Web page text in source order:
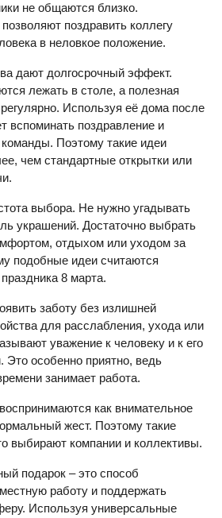
не общаются близко.
поздравить коллегу
в неловкое положение.
дают долгосрочный эффект.
лежать в столе, а полезная
Используя её дома после
вспоминать поздравление и
Поэтому такие идеи
чем стандартные открытки или
выбора. Не нужно угадывать
украшений. Достаточно выбрать
отдыхом или уходом за
подобные идеи считаются
8 марта.
заботу без излишней
для расслабления, ухода или
уважение к человеку и к его
особенно приятно, ведь
занимает работа.
как внимательное
жест. Поэтому такие
выбирают компании и коллективы.
подарок – это способ
работу и поддержать
Используя универсальные